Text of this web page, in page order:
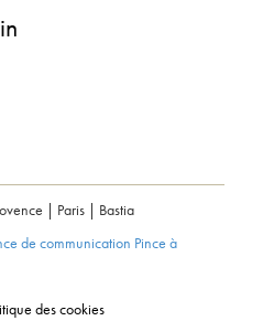
| Paris | Bastia
de communication Pince à
des cookies